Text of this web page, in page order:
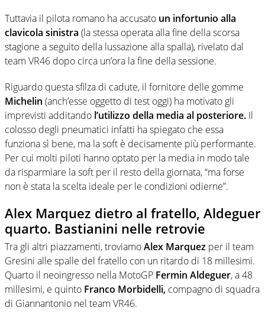
Tuttavia il pilota romano ha accusato un infortunio alla
clavicola sinistra (la stessa operata alla fine della scorsa
stagione a seguito della lussazione alla spalla), rivelato dal
team VR46 dopo circa un’ora la fine della sessione.
Riguardo questa sfilza di cadute, il fornitore delle gomme
Michelin (anch’esse oggetto di test oggi) ha motivato gli
imprevisti additando l’utilizzo della media al posteriore. Il
colosso degli pneumatici infatti ha spiegato che essa
funziona sì bene, ma la soft è decisamente più performante.
Per cui molti piloti hanno optato per la media in modo tale
da risparmiare la soft per il resto della giornata, “ma forse
non è stata la scelta ideale per le condizioni odierne”.
Alex Marquez dietro al fratello, Aldeguer
quarto. Bastianini nelle retrovie
Tra gli altri piazzamenti, troviamoAlex Marquez per il team
Gresini alle spalle del fratello con un ritardo di 18 millesimi.
Quarto il neoingresso nella MotoGP Fermin Aldeguer, a 48
millesimi, e quinto Franco Morbidelli, compagno di squadra
di Giannantonio nel team VR46.